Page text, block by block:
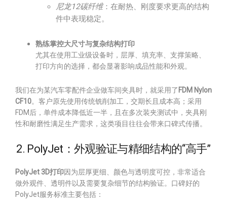
尼龙12碳纤维：在耐热、刚度要求更高的结构
件中表现稳定。
熟练掌控大尺寸与复杂结构打印
尤其在使用工业级设备时，层厚、填充率、支撑策略、
打印方向的选择，都会显著影响成品性能和外观。
我们在为某汽车零配件企业做车间夹具时，就采用了 FDM Nylon
CF10。客户原先使用传统铣削加工，交期长且成本高；采用
FDM后，单件成本降低近一半，且在多次装夹测试中，夹具刚
性和耐磨性满足生产需求，这类项目往往会带来口碑式传播。
2. PolyJet：外观验证与精细结构的“高手”
PolyJet 3D打印因为层厚更细、颜色与透明度可控，非常适合
做外观件、透明件以及需要复杂细节的结构验证。口碑好的
PolyJet服务标准主要包括：